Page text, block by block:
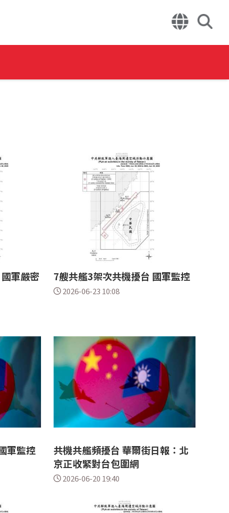
軍嚴密
7艘共艦3架次共機擾台 國軍監控
2026-06-23 10:08
軍監控
共機共艦頻擾台 華爾街日報：北
京正收緊對台包圍網
2026-06-20 19:40